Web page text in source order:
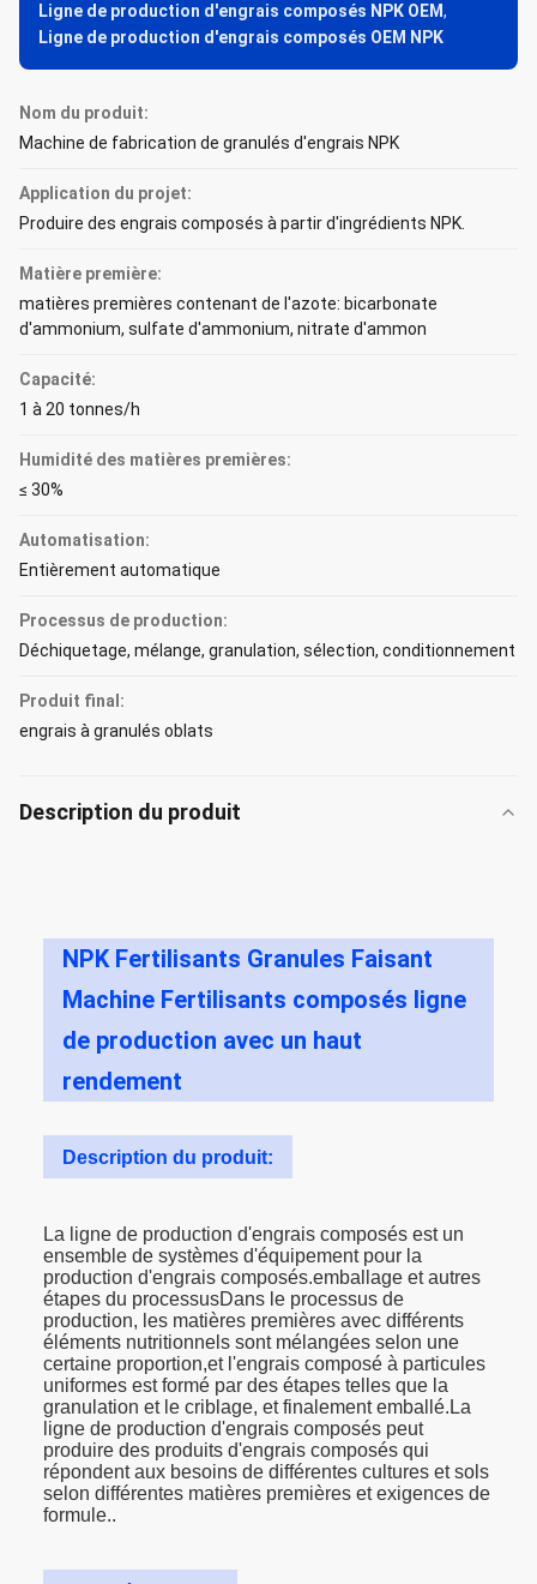
Ligne de production d'engrais composés NPK OEM,
Ligne de production d'engrais composés OEM NPK
Nom du produit:
Machine de fabrication de granulés d'engrais NPK
Application du projet:
Produire des engrais composés à partir d'ingrédients NPK.
Matière première:
matières premières contenant de l'azote: bicarbonate
d'ammonium, sulfate d'ammonium, nitrate d'ammon
Capacité:
1 à 20 tonnes/h
Humidité des matières premières:
≤ 30%
Automatisation:
Entièrement automatique
Processus de production:
Déchiquetage, mélange, granulation, sélection, conditionnement
Produit final:
engrais à granulés oblats
Description du produit
NPK Fertilisants Granules Faisant
Machine Fertilisants composés ligne
de production avec un haut
rendement
Description du produit:
La ligne de production d'engrais composés est un
ensemble de systèmes d'équipement pour la
production d'engrais composés.emballage et autres
étapes du processusDans le processus de
production, les matières premières avec différents
éléments nutritionnels sont mélangées selon une
certaine proportion,et l'engrais composé à particules
uniformes est formé par des étapes telles que la
granulation et le criblage, et finalement emballé.La
ligne de production d'engrais composés peut
produire des produits d'engrais composés qui
répondent aux besoins de différentes cultures et sols
selon différentes matières premières et exigences de
formule..